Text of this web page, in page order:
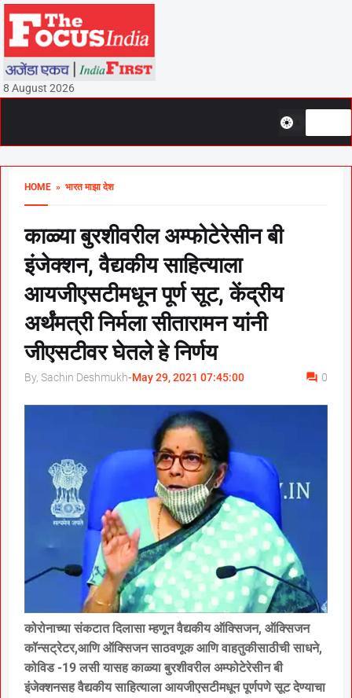
8 August 2026
HOME » भारत माझा देश
काळ्या बुरशीवरील अम्फोटेरेसीन बी
इंजेक्शन, वैद्यकीय साहित्याला
आयजीएसटीमधून पूर्ण सूट, केंद्रीय
अर्थंमत्री निर्मला सीतारामन यांनी
जीएसटीवर घेतले हे निर्णय
By, Sachin Deshmukh-May 29, 2021 07:45:00 0
कोरोनाच्या संकटात दिलासा म्हणून वैद्यकीय ऑक्सिजन, ऑक्सिजन
कॉन्सट्रेटर,आणि ऑक्सिजन साठवणूक आणि वाहतुकीसाठीची साधने,
कोविड -19 लसी यासह काळ्या बुरशीवरील अम्फोटेरेसीन बी
इंजेक्शनसह वैद्यकीय साहित्याला आयजीएसटीमधून पूर्णपणे सूट देण्याचा